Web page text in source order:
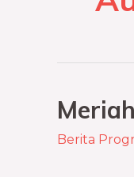
Berita
Meriahkan